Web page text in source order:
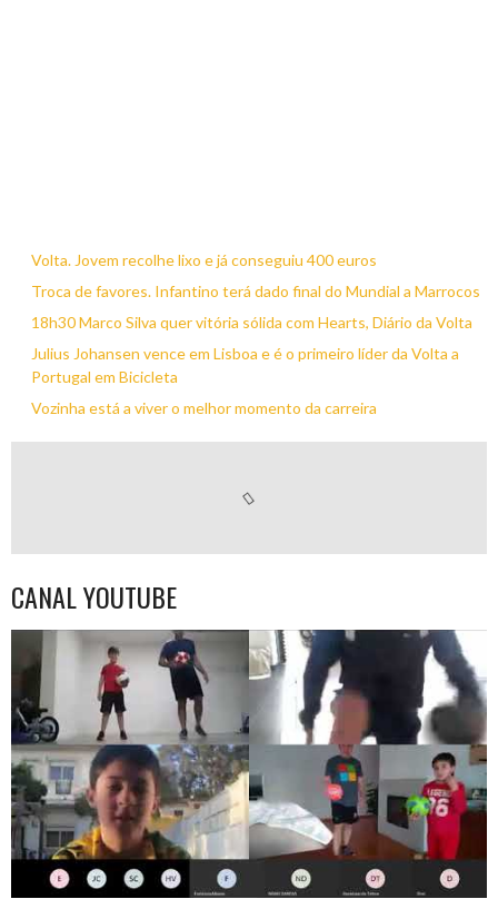
Volta. Jovem recolhe lixo e já conseguiu 400 euros
Troca de favores. Infantino terá dado final do Mundial a Marrocos
18h30 Marco Silva quer vitória sólida com Hearts, Diário da Volta
Julius Johansen vence em Lisboa e é o primeiro líder da Volta a
Portugal em Bicicleta
Vozinha está a viver o melhor momento da carreira
CANAL YOUTUBE